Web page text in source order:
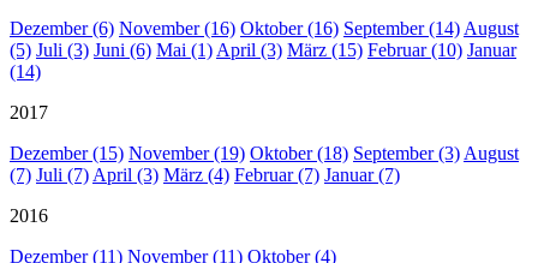
Dezember (6) November (16) Oktober (16) September (14) August
(5) Juli (3) Juni (6) Mai (1) April (3) März (15) Februar (10) Januar
(14)
2017
Dezember (15) November (19) Oktober (18) September (3) August
(7) Juli (7) April (3) März (4) Februar (7) Januar (7)
2016
Dezember (11) November (11) Oktober (4)